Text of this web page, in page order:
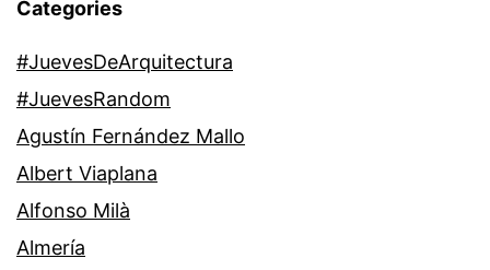
Categories
#JuevesDeArquitectura
#JuevesRandom
Agustín Fernández Mallo
Albert Viaplana
Alfonso Milà
Almería